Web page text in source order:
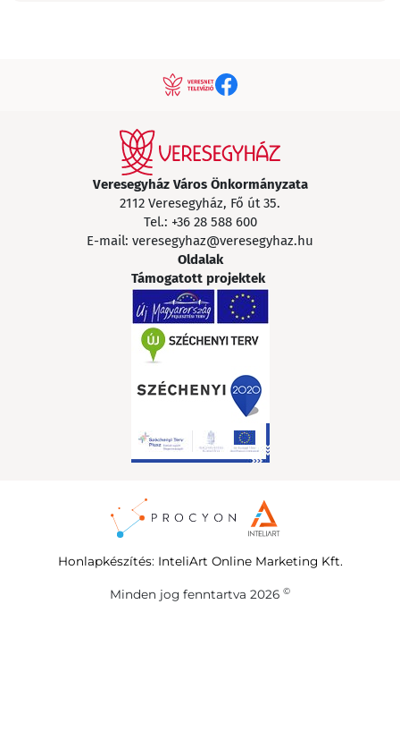
Veresegyház Város Önkormányzata
2112 Veresegyház, Fő út 35.
Tel.: +36 28 588 600
E-mail: veresegyhaz@veresegyhaz.hu
Oldalak
Támogatott projektek
Honlapkészítés: InteliArt Online Marketing Kft.
Minden jog fenntartva 2026 ©